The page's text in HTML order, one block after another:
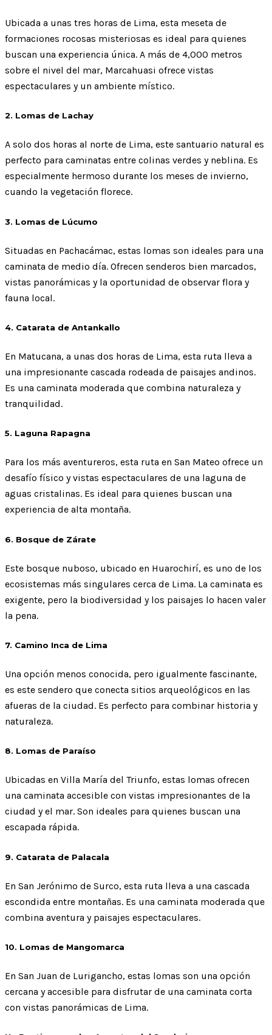
Ubicada a unas tres horas de Lima, esta meseta de
formaciones rocosas misteriosas es ideal para quienes
buscan una experiencia única. A más de 4,000 metros
sobre el nivel del mar, Marcahuasi ofrece vistas
espectaculares y un ambiente místico.
2. Lomas de Lachay
A solo dos horas al norte de Lima, este santuario natural es
perfecto para caminatas entre colinas verdes y neblina. Es
especialmente hermoso durante los meses de invierno,
cuando la vegetación florece.
3. Lomas de Lúcumo
Situadas en Pachacámac, estas lomas son ideales para una
caminata de medio día. Ofrecen senderos bien marcados,
vistas panorámicas y la oportunidad de observar flora y
fauna local.
4. Catarata de Antankallo
En Matucana, a unas dos horas de Lima, esta ruta lleva a
una impresionante cascada rodeada de paisajes andinos.
Es una caminata moderada que combina naturaleza y
tranquilidad.
5. Laguna Rapagna
Para los más aventureros, esta ruta en San Mateo ofrece un
desafío físico y vistas espectaculares de una laguna de
aguas cristalinas. Es ideal para quienes buscan una
experiencia de alta montaña.
6. Bosque de Zárate
Este bosque nuboso, ubicado en Huarochirí, es uno de los
ecosistemas más singulares cerca de Lima. La caminata es
exigente, pero la biodiversidad y los paisajes lo hacen valer
la pena.
7. Camino Inca de Lima
Una opción menos conocida, pero igualmente fascinante,
es este sendero que conecta sitios arqueológicos en las
afueras de la ciudad. Es perfecto para combinar historia y
naturaleza.
8. Lomas de Paraíso
Ubicadas en Villa María del Triunfo, estas lomas ofrecen
una caminata accesible con vistas impresionantes de la
ciudad y el mar. Son ideales para quienes buscan una
escapada rápida.
9. Catarata de Palacala
En San Jerónimo de Surco, esta ruta lleva a una cascada
escondida entre montañas. Es una caminata moderada que
combina aventura y paisajes espectaculares.
10. Lomas de Mangomarca
En San Juan de Lurigancho, estas lomas son una opción
cercana y accesible para disfrutar de una caminata corta
con vistas panorámicas de Lima.